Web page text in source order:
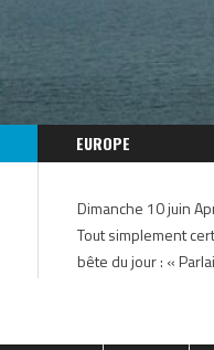
EUROPE
ISLANDE ÉTÉ 2012
Dimanche 10 juin
Tout simplement
bête du jour : «